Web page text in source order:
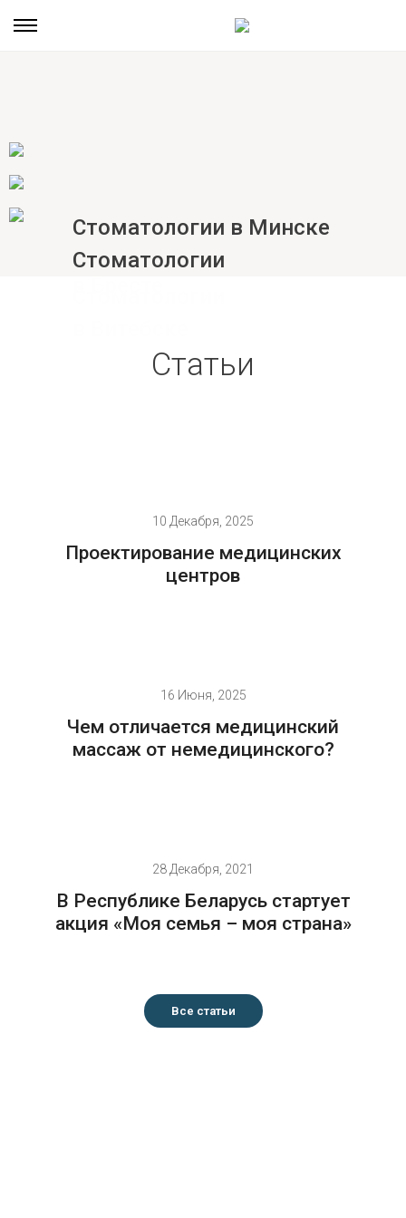
Стоматологии в Минске
Стоматологии
Статьи
10 Декабря, 2025
Проектирование медицинских
центров
16 Июня, 2025
Чем отличается медицинский
массаж от немедицинского?
28 Декабря, 2021
В Республике Беларусь стартует
акция «Моя семья – моя страна»
Все статьи